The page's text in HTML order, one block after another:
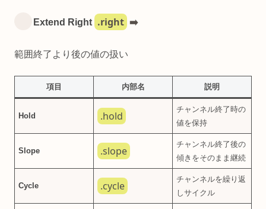
Extend Right .right ➡️
範囲終了より後の値の扱い
項目 内部名 説明
Hold .hold
チャンネル終了時の
値を保持
Slope .slope
チャンネル終了後の
傾きをそのまま継続
Cycle .cycle
チャンネルを繰り返
しサイクル